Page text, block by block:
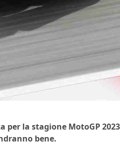
per la stagione MotoGP
bene.